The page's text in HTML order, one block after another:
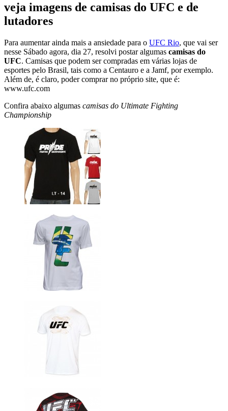
veja imagens de camisas do UFC e de
lutadores
Para aumentar ainda mais a ansiedade para o UFC Rio, que vai ser
nesse Sábado agora, dia 27, resolvi postar algumas camisas do
UFC. Camisas que podem ser compradas em várias lojas de
esportes pelo Brasil, tais como a Centauro e a Jamf, por exemplo.
Além de, é claro, poder comprar no próprio site, que é:
www.ufc.com
Confira abaixo algumas camisas do Ultimate Fighting
Championship